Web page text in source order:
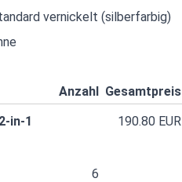
vernickelt (silberfarbig)
Anzahl Gesamtpreis
in-1
190.80 EUR
6